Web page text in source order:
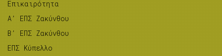
Επικαιρότητα
A’ ΕΠΣ Ζακύνθου
B’ ΕΠΣ Ζακύνθου
ΕΠΣ Κύπελλο